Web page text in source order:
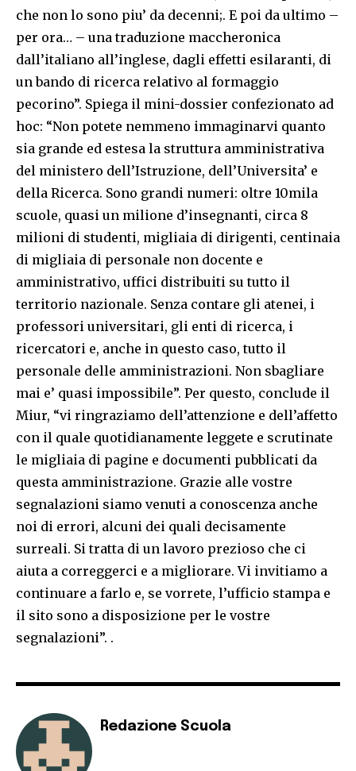
che non lo sono piu’ da decenni;. E poi da ultimo –
per ora… – una traduzione maccheronica
dall’italiano all’inglese, dagli effetti esilaranti, di
un bando di ricerca relativo al formaggio
pecorino”. Spiega il mini-dossier confezionato ad
hoc: “Non potete nemmeno immaginarvi quanto
sia grande ed estesa la struttura amministrativa
del ministero dell’Istruzione, dell’Universita’ e
della Ricerca. Sono grandi numeri: oltre 10mila
scuole, quasi un milione d’insegnanti, circa 8
milioni di studenti, migliaia di dirigenti, centinaia
di migliaia di personale non docente e
amministrativo, uffici distribuiti su tutto il
territorio nazionale. Senza contare gli atenei, i
professori universitari, gli enti di ricerca, i
ricercatori e, anche in questo caso, tutto il
personale delle amministrazioni. Non sbagliare
mai e’ quasi impossibile”. Per questo, conclude il
Miur, “vi ringraziamo dell’attenzione e dell’affetto
con il quale quotidianamente leggete e scrutinate
le migliaia di pagine e documenti pubblicati da
questa amministrazione. Grazie alle vostre
segnalazioni siamo venuti a conoscenza anche
noi di errori, alcuni dei quali decisamente
surreali. Si tratta di un lavoro prezioso che ci
aiuta a correggerci e a migliorare. Vi invitiamo a
continuare a farlo e, se vorrete, l’ufficio stampa e
il sito sono a disposizione per le vostre
segnalazioni”. .
Redazione Scuola